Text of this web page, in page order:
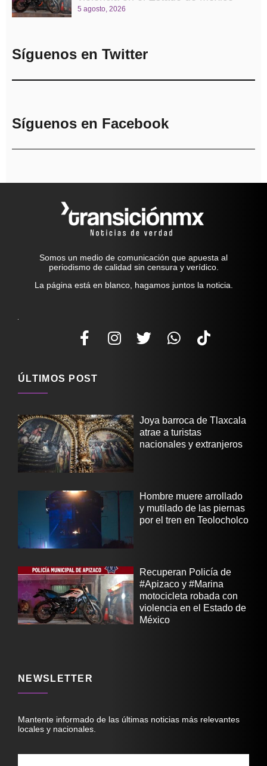
5 agosto, 2026
Síguenos en Twitter
Síguenos en Facebook
Somos un medio de comunicación que apuesta al
periodismo de calidad sin censura y verídico.
La página está en blanco, hagamos juntos la noticia.
ÚLTIMOS POST
Joya barroca de Tlaxcala
atrae a turistas
nacionales y extranjeros
Hombre muere arrollado
y mutilado de las piernas
por el tren en Teolocholco
Recuperan Policía de
#Apizaco y #Marina
motocicleta robada con
violencia en el Estado de
México
NEWSLETTER
Mantente informado de las últimas noticias más relevantes
locales y nacionales.